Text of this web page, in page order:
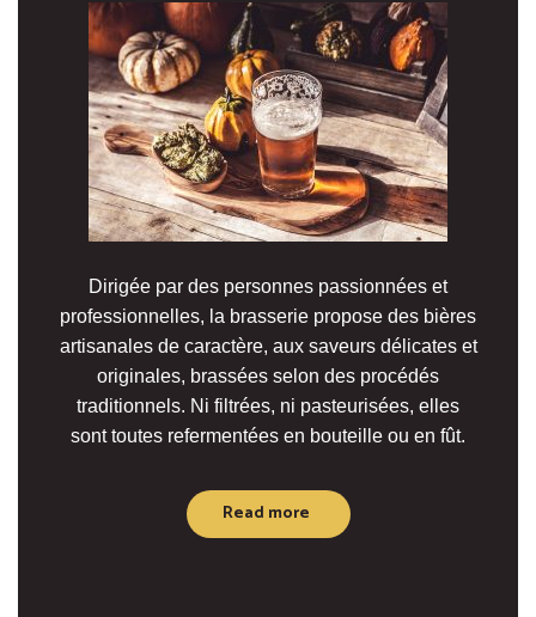
Dirigée par des personnes passionnées et
professionnelles, la brasserie propose des bières
artisanales de caractère, aux saveurs délicates et
originales, brassées selon des procédés
traditionnels. Ni filtrées, ni pasteurisées, elles
sont toutes refermentées en bouteille ou en fût.
Read more